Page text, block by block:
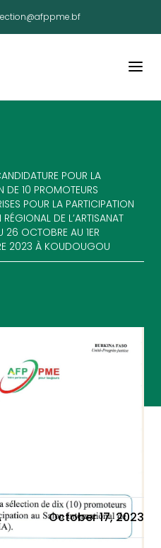
POUR LA
DE 10 PROMOTEURS
POUR LA PARTICIPATION
DE L’ARTISANAT
26 OCTOBRE AU 1ER
2023 À KOUDOUGOU
October 17, 2023